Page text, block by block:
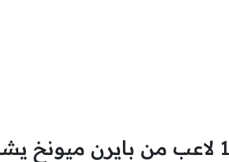
رقم قياسي.. 18 لاعب من بايرن